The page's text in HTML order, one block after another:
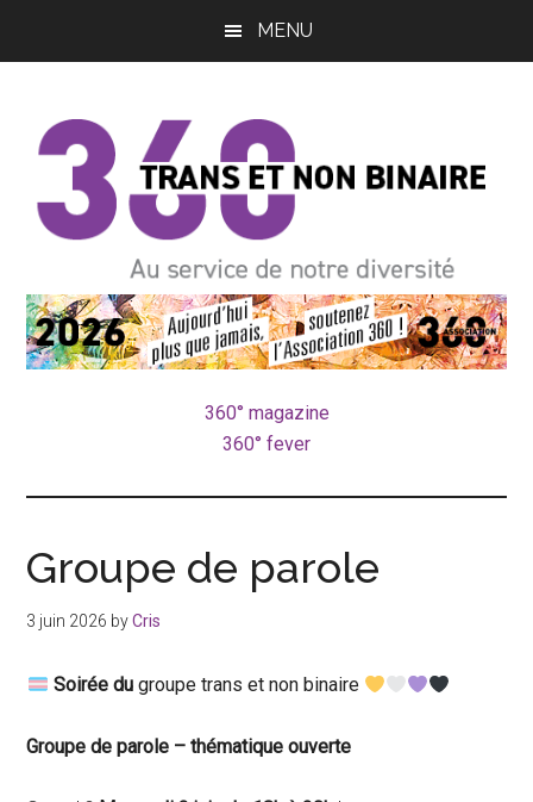
latérale
principale
MENU
pôle
trans
non
binaire
Au
service
de
360° magazine
360° fever
Groupe de parole
3 juin 2026 byCris
Soirée du groupe trans et non binaire
Groupe de parole – thématique ouverte